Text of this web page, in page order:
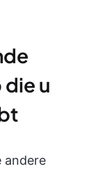
die u
andere